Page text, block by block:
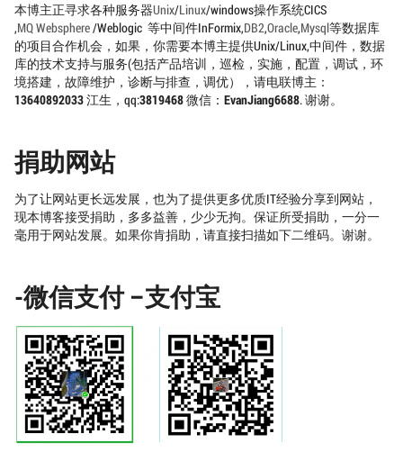
本博主正寻求各种服务器Unix/Linux/windows操作系统CICS
,MQWebsphere/Weblogic 等中间件InFormix,DB2,Oracle,Mysql等数据库
的项目合作机会，如果，你需要本博主提供Unix/Linux,中间件，数据
库的技术支持与服务(包括产品培训，巡检，实施，配置，调试，环
境搭建，故障维护，诊断与排查，调优），请电联博主：
13640892033江生，qq:3819468微信： EvanJiang6688. 谢谢。
捐助网站
为了让网站更长远发展，也为了提供更多优质IT经验分享到网站，
现本博客接受捐助，多多益善，少少无拘。保证所受捐助，一分一
毫用于网站发展。如果你肯捐助，请直接扫描如下二维码。谢谢。
-微信支付 –支付宝